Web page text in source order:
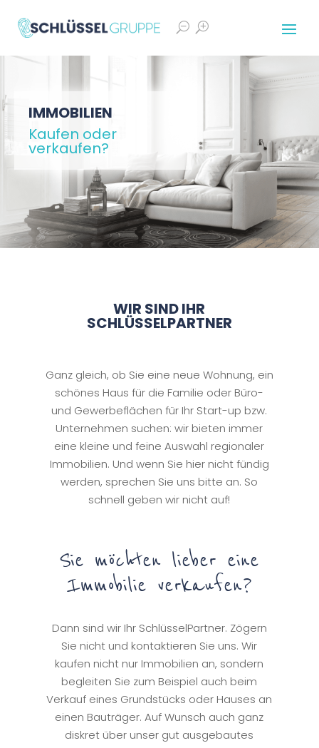
S T
IMMOBILIEN
Kaufen oder
verkaufen?
WIR SIND IHR
SCHLÜSSELPARTNER
Ganz gleich, ob Sie eine neue Wohnung, ein
schönes Haus für die Familie oder Büro-
und Gewerbeflächen für Ihr Start-up bzw.
Unternehmen suchen: wir bieten immer
eine kleine und feine Auswahl regionaler
Immobilien. Und wenn Sie hier nicht fündig
werden, sprechen Sie uns bitte an. So
schnell geben wir nicht auf!
Sie möchten lieber eine
Immobilie verkaufen?
Dann sind wir Ihr SchlüsselPartner. Zögern
Sie nicht und kontaktieren Sie uns. Wir
kaufen nicht nur Immobilien an, sondern
begleiten Sie zum Beispiel auch beim
Verkauf eines Grundstücks oder Hauses an
einen Bauträger. Auf Wunsch auch ganz
diskret über unser gut ausgebautes